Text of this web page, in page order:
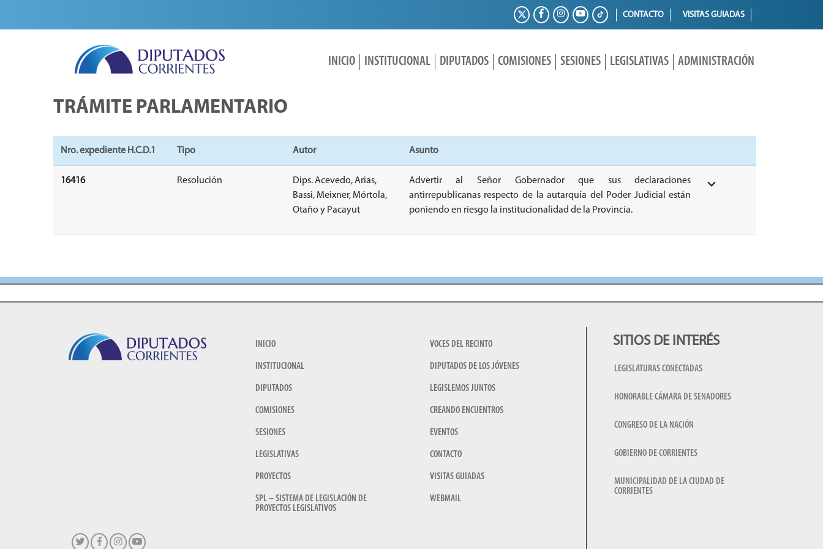
CONTACTO VISITAS GUIADAS
INICIO INSTITUCIONAL DIPUTADOS COMISIONES SESIONES LEGISLATIVAS ADMINISTRACIÓN
TRÁMITE PARLAMENTARIO
Nro. expediente H.C.D.1 Tipo Autor Asunto
16416 Resolución
Dips. Acevedo, Arias,
Bassi, Meixner, Mórtola,
Otaño y Pacayut
Advertir al Señor Gobernador que sus declaraciones
antirrepublicanas respecto de la autarquía del Poder Judicial están
poniendo en riesgo la institucionalidad de la Provincia.
INICIO
INSTITUCIONAL
DIPUTADOS
COMISIONES
SESIONES
LEGISLATIVAS
PROYECTOS
SPL – SISTEMA DE LEGISLACIÓN DE
PROYECTOS LEGISLATIVOS
VOCES DEL RECINTO
DIPUTADOS DE LOS JÓVENES
LEGISLEMOS JUNTOS
CREANDO ENCUENTROS
EVENTOS
CONTACTO
VISITAS GUIADAS
WEBMAIL
SITIOS DE INTERÉS
LEGISLATURAS CONECTADAS
HONORABLE CÁMARA DE SENADORES
CONGRESO DE LA NACIÓN
GOBIERNO DE CORRIENTES
MUNICIPALIDAD DE LA CIUDAD DE
CORRIENTES